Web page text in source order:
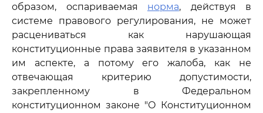
образом, оспариваемая норма, действуя в
системе правового регулирования, не может
расцениваться как нарушающая
конституционные права заявителя в указанном
им аспекте, а потому его жалоба, как не
отвечающая критерию допустимости,
закрепленному в Федеральном
конституционном законе "О Конституционном